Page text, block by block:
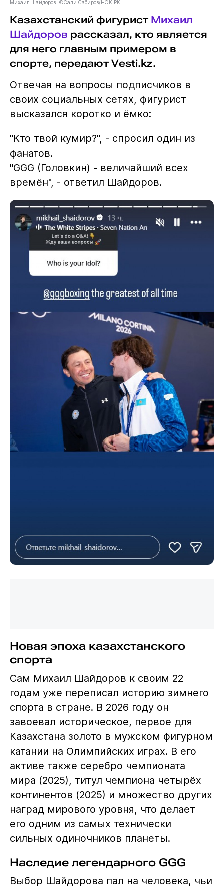
Михаил Шайдоров. ©Сали Сабиров/НОК РК
Казахстанский фигурист Михаил
Шайдоров рассказал, кто является
для него главным примером в
спорте, передают Vesti.kz.
Отвечая на вопросы подписчиков в
своих социальных сетях, фигурист
высказался коротко и ёмко:
"Кто твой кумир?", - спросил один из
фанатов.
"GGG (Головкин) - величайший всех
времён", - ответил Шайдоров.
Новая эпоха казахстанского
спорта
Сам Михаил Шайдоров к своим 22
годам уже переписал историю зимнего
спорта в стране. В 2026 году он
завоевал историческое, первое для
Казахстана золото в мужском фигурном
катании на Олимпийских играх. В его
активе также серебро чемпионата
мира (2025), титул чемпиона четырёх
континентов (2025) и множество других
наград мирового уровня, что делает
его одним из самых технически
сильных одиночников планеты.
Наследие легендарного GGG
Выбор Шайдорова пал на человека, чьи